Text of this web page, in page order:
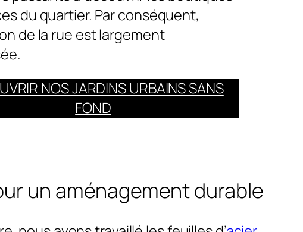
du quartier. Par conséquent,
de la rue est largement
NOS JARDINS URBAINS SANS
FOND
un aménagement durable